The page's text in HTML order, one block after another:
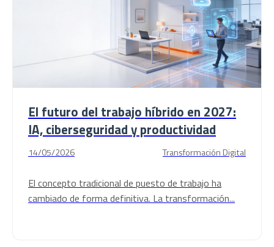
El futuro del trabajo híbrido en 2027:
IA, ciberseguridad y productividad
14/05/2026 Transformación Digital
El concepto tradicional de puesto de trabajo ha
cambiado de forma definitiva. La transformación...